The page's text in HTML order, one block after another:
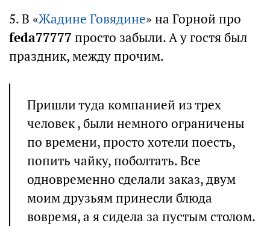
5. В «Жадине Говядине» на Горной про
feda77777 просто забыли. А у гостя был
праздник, между прочим.
Пришли туда компанией из трех
человек , были немного ограничены
по времени, просто хотели поесть,
попить чайку, поболтать. Все
одновременно сделали заказ, двум
моим друзьям принесли блюда
вовремя, а я сидела за пустым столом.